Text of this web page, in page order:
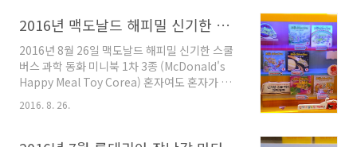
가셔야 할겁니다예상으로는 금방 매진 될거라..
감은 있지만... 블로거 포스팅 할 겸 그래도 해야
감 파워레인져 닌자포스 4종 포스터 입니다그럼
실물을 볼까요? 파워레인져 닌자포스 4종 오!! 생
각보다 귀여미들입니다!! 파워레인져 닌자포스 1
호 레드 파워레인져 닌자포스 2호 블루입니다..
2016년 맥도날드 해피밀 신기한 스쿨 버스 과학 동화 미니북 1차 3종 세트 (McDonald's Happy Meal Toy Corea) - 8월 26일
2016년 8월 26일 맥도날드 해피밀 신기한 스쿨
버스 과학 동화 미니북 1차 3종 (McDonald's
Happy Meal Toy Corea) 혼자여도 혼자가 아
닌 듯 살아야 한다오늘의 명언 칸트 금일 신기한
스쿨 버스 과학 동화 1차 3종 세트맥도날드 해피
2016. 8. 26.